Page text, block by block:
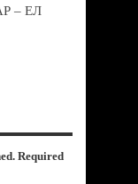
– ЕЛ
Required